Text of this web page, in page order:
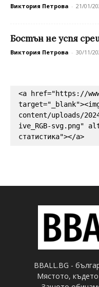
Виктория Петрова - 21/01/
Бостън не успя
Виктория Петрова - 30/11/
<a href="https://
content/uploads/
ive_RGB-svg.png"
статистика"></a>
BBALL.BG -
Мястото,